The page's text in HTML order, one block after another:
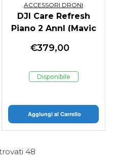
ACCESSORI DRONI
DJI Care Refresh
Piano 2 AnnI (Mavic
€379,00
Disponibile
Aggiungi al Carrello
48